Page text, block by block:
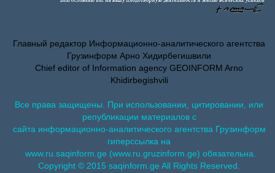
Главный редактор Информационно-аналитического агентства
Грузинформ Арно Хидирбегишвили
Chief editor of Information agency GEOINFORM Arno
Khidirbegishvili
Все права защищены. При использовании, цитировании, или
републикации материалов с
сайта информационно-аналитического агентства Грузинформ
гиперссылка на
www.ru.saqinform.ge (www.ru.gruzinform.ge) обязательна.
Copyright © 2015 saqinform.ge All Rights Reserved.